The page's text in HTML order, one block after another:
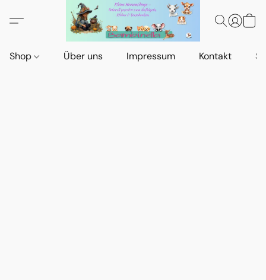
Shop Über uns Impressum Kontakt